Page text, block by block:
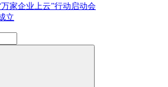
家企业上云”行动启动会
立